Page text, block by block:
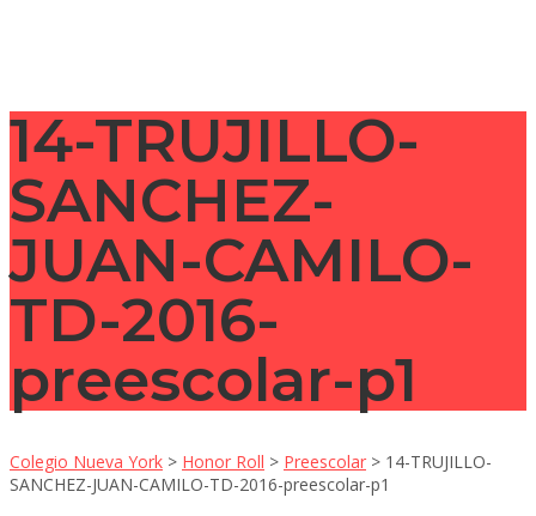
14-TRUJILLO-
SANCHEZ-
JUAN-CAMILO-
TD-2016-
preescolar-p1
Colegio Nueva York > Honor Roll > Preescolar > 14-TRUJILLO-
SANCHEZ-JUAN-CAMILO-TD-2016-preescolar-p1